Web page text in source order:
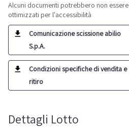
Alcuni documenti potrebbero non essere
ottimizzati per l'accessibilità
Comunicazione scissione abilio
S.p.A.
Condizioni specifiche di vendita e
ritiro
Dettagli Lotto